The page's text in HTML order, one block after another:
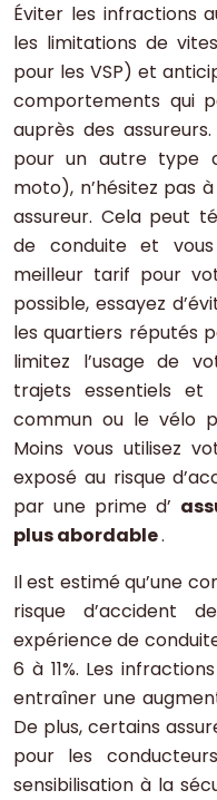
Éviter les infractions
les limitations de
pour les VSP) et
comportements qui
auprès des
pour un autre type
moto), n’hésitez pas
assureur. Cela peut
de conduite et
meilleur tarif pour
possible, essayez
les quartiers réputés
limitez l’usage de
trajets essentiels et
commun ou le vélo
Moins vous utilisez
exposé au risque
par une prime d’
plus abordable.
Il est estimé qu’une
risque d’accident
expérience de
6 à 11%. Les
entraîner une
De plus, certains
pour les
sensibilisation à la